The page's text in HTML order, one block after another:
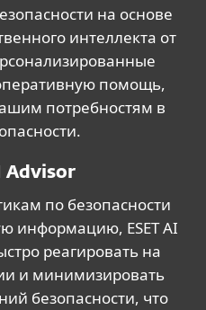
на основе
интеллекта от
помощь,
потребностям в
Advisor
по безопасности
информацию, ESET AI
реагировать на
и минимизировать
безопасности, что